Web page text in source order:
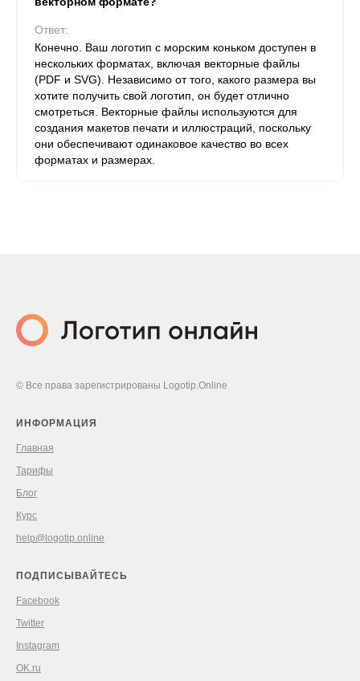
Ответ:
Конечно. Ваш логотип с морским коньком доступен в
нескольких форматах, включая векторные файлы
(PDF и SVG). Независимо от того, какого размера вы
хотите получить свой логотип, он будет отлично
смотреться. Векторные файлы используются для
создания макетов печати и иллюстраций, поскольку
они обеспечивают одинаковое качество во всех
форматах и ​​размерах.
© Все права зарегистрированы Logotip.Online
ИНФОРМАЦИЯ
Главная
Тарифы
Блог
Курс
help@logotip.online
ПОДПИСЫВАЙТЕСЬ
Facebook
Twitter
Instagram
OK.ru